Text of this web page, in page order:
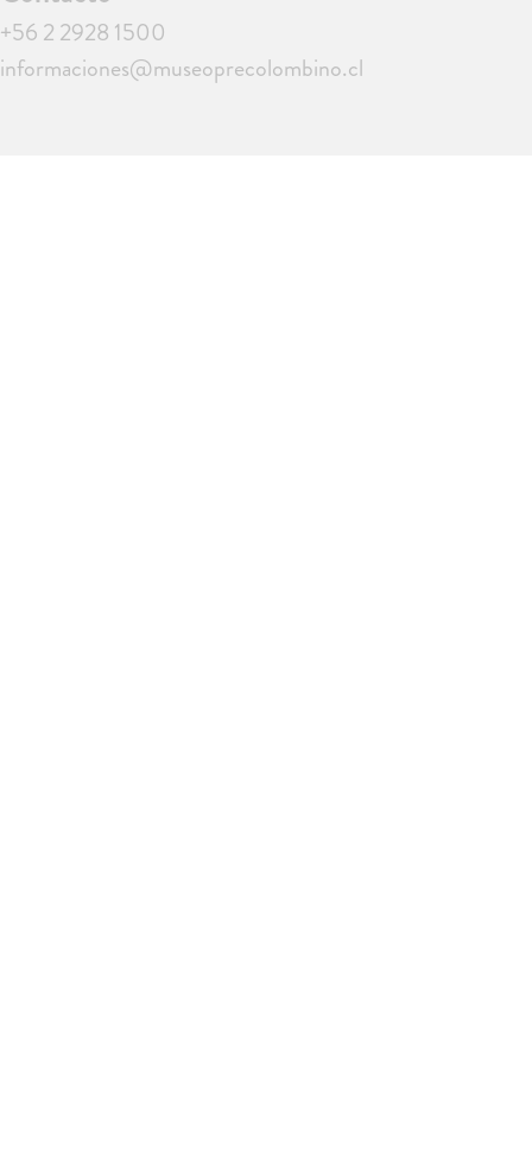
+56 2 2928 1500
informaciones@museoprecolombino.cl